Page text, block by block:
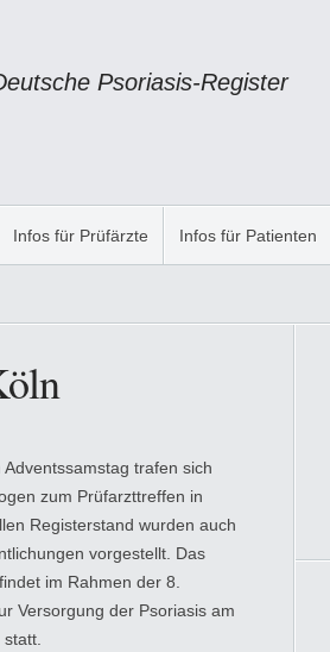
Psoriasis-Register
Infos für Prüfärzte Infos für Patienten
trafen sich
zum Prüfarzttreffen in
Registerstand wurden auch
vorgestellt. Das
im Rahmen der 8.
Versorgung der Psoriasis am